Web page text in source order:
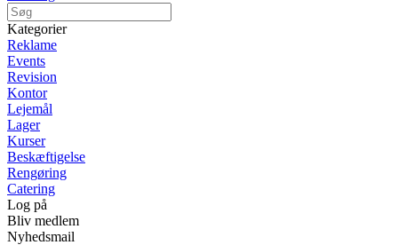
Kategorier
Reklame
Events
Revision
Kontor
Lejemål
Lager
Kurser
Beskæftigelse
Rengøring
Catering
Log på
Bliv medlem
Nyhedsmail